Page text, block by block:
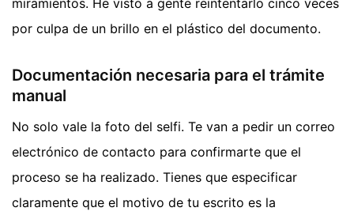
miramientos. He visto a gente reintentarlo cinco veces
por culpa de un brillo en el plástico del documento.
Documentación necesaria para el trámite
manual
No solo vale la foto del selfi. Te van a pedir un correo
electrónico de contacto para confirmarte que el
proceso se ha realizado. Tienes que especificar
claramente que el motivo de tu escrito es la